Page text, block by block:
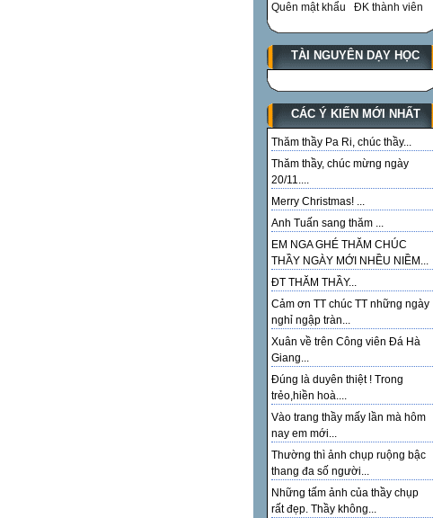
Quên mật khẩu ĐK thành viên
TÀI NGUYÊN DẠY HỌC
CÁC Ý KIẾN MỚI NHẤT
Thăm thầy Pa Ri, chúc thầy...
Thăm thầy, chúc mừng ngày
20/11....
Merry Christmas! ...
Anh Tuấn sang thăm ...
EM NGA GHÉ THĂM CHÚC
THẦY NGÀY MỚI NHỀU NIỀM...
ĐT THĂM THẦY...
Cảm ơn TT chúc TT những ngày
nghỉ ngập tràn...
Xuân về trên Công viên Đá Hà
Giang...
Đúng là duyên thiệt ! Trong
trẻo,hiền hoà....
Vào trang thầy mấy lần mà hôm
nay em mới...
Thường thì ảnh chụp ruộng bậc
thang đa số người...
Những tấm ảnh của thầy chụp
rất đẹp. Thầy không...